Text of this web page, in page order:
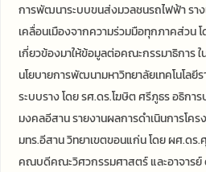
การพัฒนาระบบขนส่งมวลชนรถไฟฟ้า ราง
เคลื่อนเมืองจากความร่วมมือทุกภาคส่วน
เกี่ยวข้องมาให้ข้อมูลต่อคณะกรรมาธิการ
นโยบายการพัฒนามหาวิทยาลัยเทคโนโล
ระบบราง โดย รศ.ดร.โฆษิต ศรีภูธร อธิกา
มงคลอีสาน รายงานผลการดำเนินการโค
มทร.อีสาน วิทยาเขตขอนแก่น โดย ผศ.ด
คณบดีคณะวิศวกรรมศาสตร์ และอาจารย์